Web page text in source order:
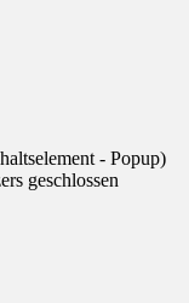
- Popup)
geschlossen